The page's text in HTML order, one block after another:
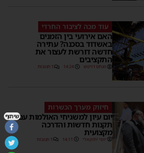
עוד מכה לציבור החרדי
האם אירועי בין הזמנים
באשדוד בסכנה? עתירה
חדשה דורשת לעצור את
התקציבים
מנחם דויטש 14:24 1 תגובות
חיזוק מערך הכשרות
יום עיון למשגיחי האולמות עם
תקנות חדשות והדרכה
מקצועית
יוסי יחזקאלי 14:11 1 תגובות
שיתוף